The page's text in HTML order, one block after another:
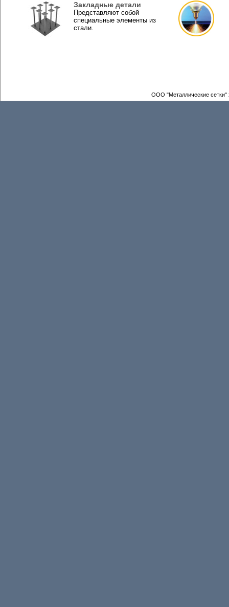
Закладные детали
Представляют собой
специальные элементы из
стали.
ООО "Металлические